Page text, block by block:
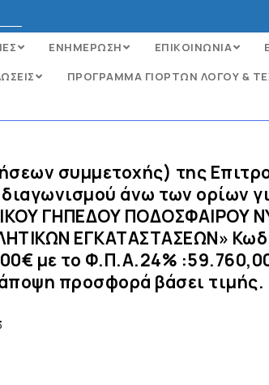
ΕΝΗΜΕΡΩΣΗ ΕΠΙΚΟΙΝΩΝΙΑ
ΠΡΟΓΡΑΜΜΑ ΓΙΟΡΤΩΝ ΛΟΓΟΥ &
συμμετοχής) της
άνω των ορίων
ΓΗΠΕΔΟΥ ΠΟΔΟΣΦΑΙΡΟΥ
ΕΓΚΑΤΑΣΤΑΣΕΩΝ»
με το Φ.Π.Α.24%
προσφορά βάσει τιμής.